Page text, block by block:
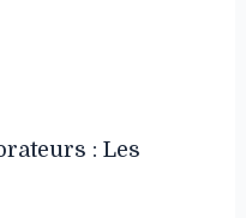
: Les